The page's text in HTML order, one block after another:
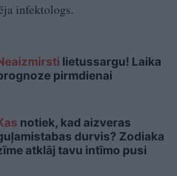
infektologs.
lietussargu! Laika
pirmdienai
notiek, kad aizveras
durvis? Zodiaka
atklāj tavu intīmo pusi